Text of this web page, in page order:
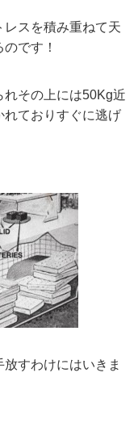
スを積み重ねて天
です！
れその上には50Kg近
れておりすぐに逃げ
すわけにはいきま